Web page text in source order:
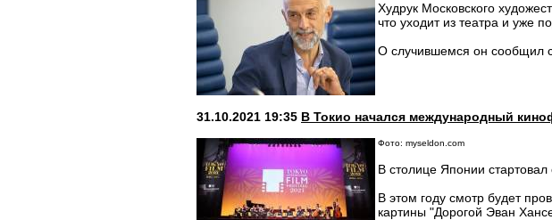
Худрук Московского
что уходит из театра и уже
О случившемся он сообщил
31.10.2021 19:35 В Токио начался международный
Фото: myseldon.com
В столице Японии
В этом году смотр будет
картины "Дорогой Эван